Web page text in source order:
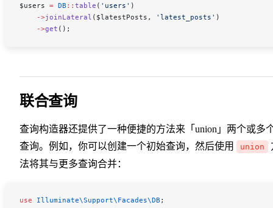
$users = DB :: table ( 'users' )
    ->
joinLateral ( $latestPosts , 'latest_posts' )
    ->
get ();
联合查询
查询构造器还提供了一种便捷的方法来「union」两个或多
查询。例如，你可以创建一个初始查询，然后使用
union
法将其与更多查询合并：
use Illuminate\Support\Facades\DB ;